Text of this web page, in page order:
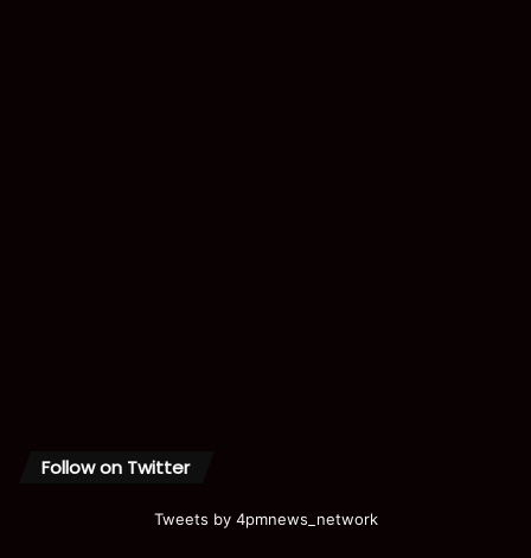
Follow on Twitter
Tweets by 4pmnews_network